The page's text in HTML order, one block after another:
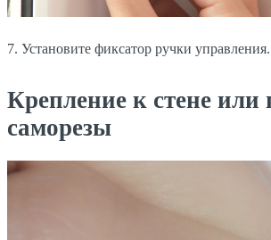
7. Установите фиксатор ручки управления.
Крепление к стене или
саморезы